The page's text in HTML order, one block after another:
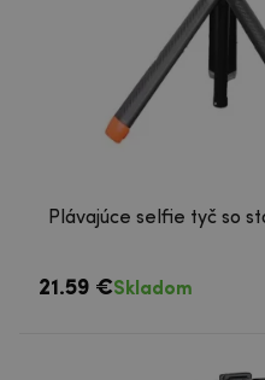
Plávajúce selfie tyč so
21.59 €Skladom